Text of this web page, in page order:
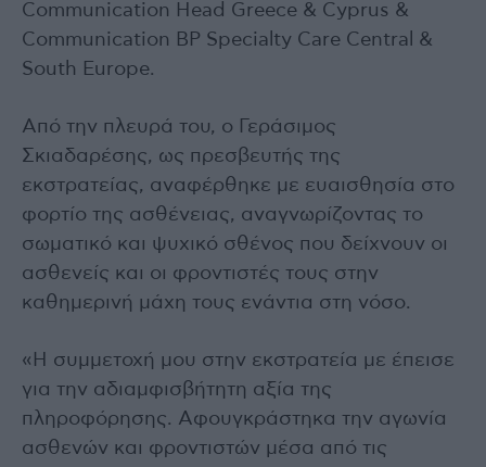
Communication Head Greece & Cyprus &
Communication BP Specialty Care Central &
South Europe.
Από την πλευρά του, ο Γεράσιμος
Σκιαδαρέσης, ως πρεσβευτής της
εκστρατείας, αναφέρθηκε με ευαισθησία στο
φορτίο της ασθένειας, αναγνωρίζοντας το
σωματικό και ψυχικό σθένος που δείχνουν οι
ασθενείς και οι φροντιστές τους στην
καθημερινή μάχη τους ενάντια στη νόσο.
«Η συμμετοχή μου στην εκστρατεία με έπεισε
για την αδιαμφισβήτητη αξία της
πληροφόρησης. Αφουγκράστηκα την αγωνία
ασθενών και φροντιστών μέσα από τις